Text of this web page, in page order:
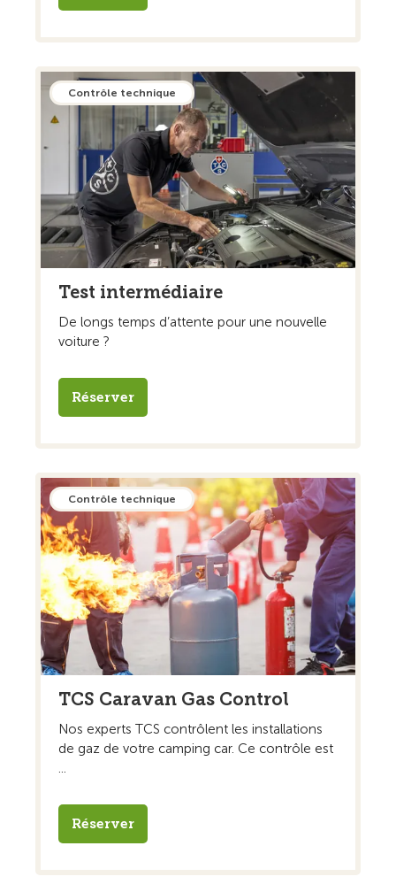
Contrôle technique
Test intermédiaire
De longs temps d’attente pour une nouvelle
voiture ?
Réserver
Contrôle technique
TCS Caravan Gas Control
Nos experts TCS contrôlent les installations
de gaz de votre camping car. Ce contrôle est
...
Réserver